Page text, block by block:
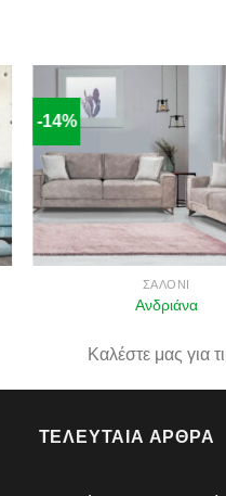
-14%
ΣΑΛΌΝΙ
Ανδριάνα
Καλέστε μας για
ΤΕΛΕΥΤΑΊΑ ΆΡΘΡΑ